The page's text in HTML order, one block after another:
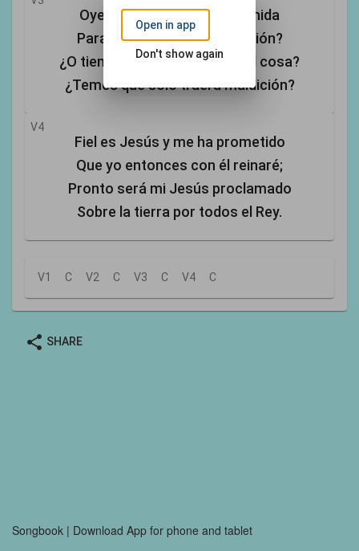
Oye, mi amigo, ¿será su venida
Para tu ser una gran bendición?
¿O tiemblas tú al pensar en tal cosa?
¿Temes que sólo traerá maldición?
V4
Fiel es Jesús y me ha prometido
Que yo entonces con él reinaré;
Pronto será mi Jesús proclamado
Sobre la tierra por todos el Rey.
V1 C V2 C V3 C V4 C
share SHARE
Songbook | Download App for phone and tablet
Open in app
Don't show again